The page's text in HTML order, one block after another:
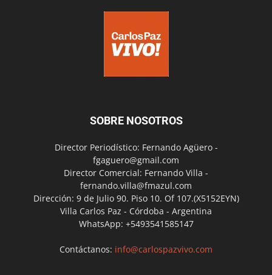
SOBRE NOSOTROS
Director Periodístico: Fernando Agüero -
fgaguero@gmail.com
Director Comercial: Fernando Villa -
fernando.villa@fmazul.com
Dirección: 9 de Julio 90. Piso 10. Of 107.(X5152EYN)
Villa Carlos Paz - Córdoba - Argentina
WhatsApp: +5493541585147
Contáctanos: info@carlospazvivo.com